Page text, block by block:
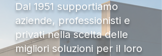
Dal 1951 supportiamo
aziende, professionisti e
privati nella scelta delle
migliori soluzioni per il loro